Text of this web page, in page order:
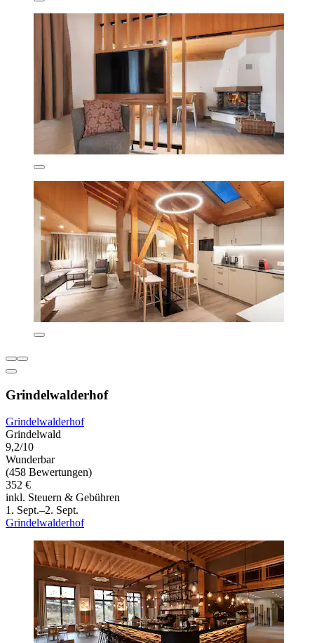
Grindelwalderhof
Grindelwalderhof
Grindelwald
9,2/10
Wunderbar
(458 Bewertungen)
352 €
inkl. Steuern & Gebühren
1. Sept.–2. Sept.
Grindelwalderhof